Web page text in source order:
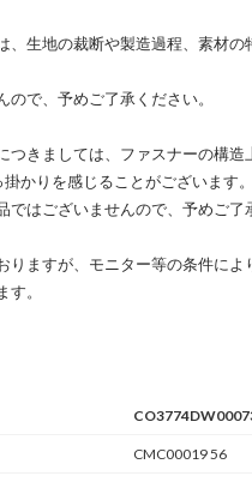
、生地の裁断や製造過程、素材
で、予めご了承ください。
つきましては、ファスナーの構
かりを感じることがございます。
はございませんので、予めご了
りますが、モニター等の条件に
。
CMC00019 56